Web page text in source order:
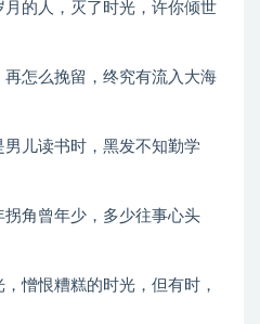
的人，灭了时光，许你倾世
怎么挽留，终究有流入大海
儿读书时，黑发不知勤学
角曾年少，多少往事心头
憎恨糟糕的时光，但有时，